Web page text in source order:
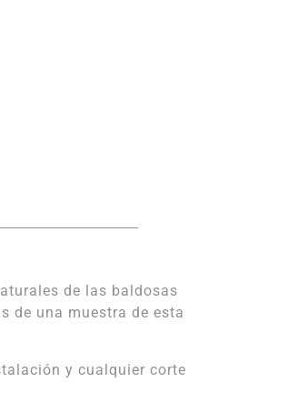
de las baldosas
de una muestra de esta
y cualquier corte